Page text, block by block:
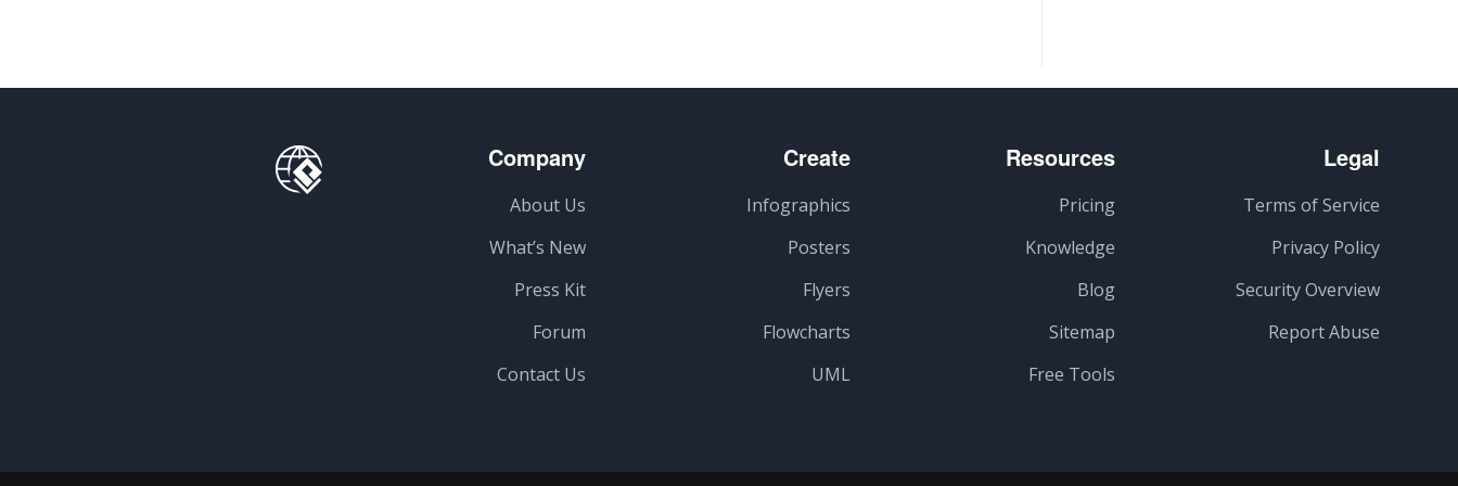
Company
About Us
What’s New
Press Kit
Forum
Contact Us
Create
Infographics
Posters
Flyers
Flowcharts
UML
Resources
Pricing
Knowledge
Blog
Sitemap
Free Tools
Legal
Terms of Service
Privacy Policy
Security Overview
Report Abuse